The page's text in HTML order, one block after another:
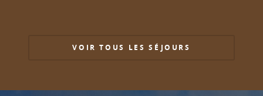
VOIR TOUS LES SÉJOURS